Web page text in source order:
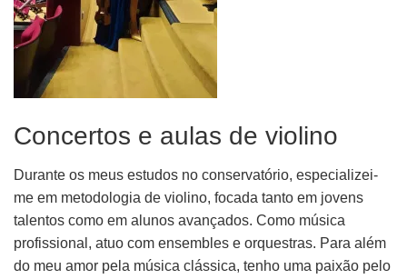
Concertos e aulas de violino
Durante os meus estudos no conservatório, especializei-
me em metodologia de violino, focada tanto em jovens
talentos como em alunos avançados. Como música
profissional, atuo com ensembles e orquestras. Para além
do meu amor pela música clássica, tenho uma paixão pelo